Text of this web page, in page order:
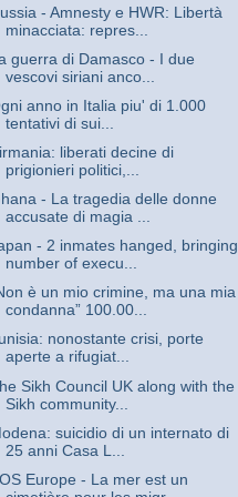
- Amnesty e HWR: Libertà
minacciata: repres...
guerra di Damasco - I due
vescovi siriani anco...
anno in Italia piu' di 1.000
tentativi di sui...
liberati decine di
prigionieri politici,...
- La tragedia delle donne
accusate di magia ...
- 2 inmates hanged, bringing
number of execu...
è un mio crimine, ma una mia
condanna” 100.00...
nonostante crisi, porte
aperte a rifugiat...
Sikh Council UK along with the
Sikh community...
suicidio di un internato di
25 anni Casa L...
Europe - La mer est un